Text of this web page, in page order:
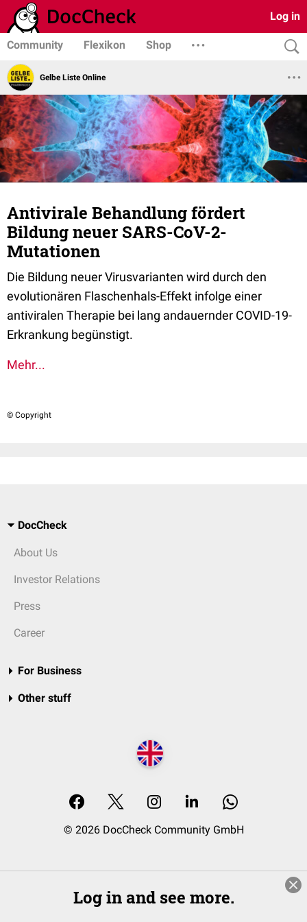
Log in
Community Flexikon Shop
Gelbe Liste Online
Antivirale Behandlung fördert
Bildung neuer SARS-CoV-2-
Mutationen
Die Bildung neuer Virusvarianten wird durch den
evolutionären Flaschenhals-Effekt infolge einer
antiviralen Therapie bei lang andauernder COVID-19-
Erkrankung begünstigt.
Mehr...
© Copyright
DocCheck
About Us
Investor Relations
Press
Career
For Business
Other stuff
© 2026 DocCheck Community GmbH
Log in and see more.